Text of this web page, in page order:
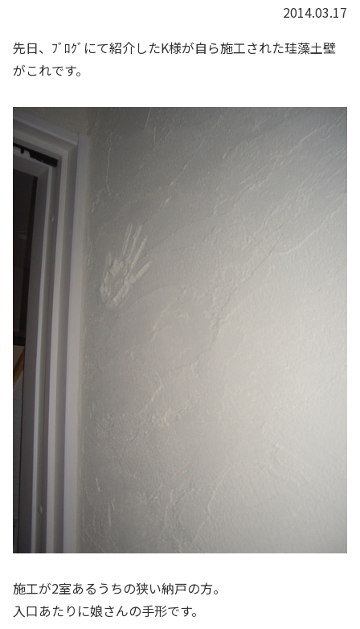
2014.03.17
先日、ﾌﾞﾛｸﾞにて紹介したK様が自ら施工された珪藻土壁
がこれです。
施工が2室あるうちの狭い納戸の方。
入口あたりに娘さんの手形です。